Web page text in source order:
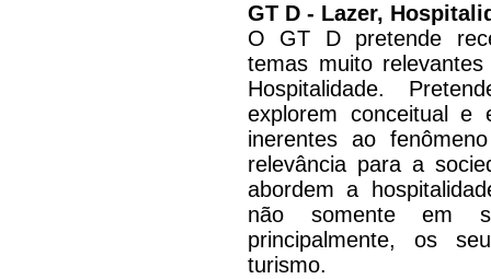
GT D - Lazer,
O GT D pretende
temas muito
Hospitalidade.
explorem conceitual e
inerentes ao
relevância para a
abordem a
não somente em
principalmente, os
turismo.